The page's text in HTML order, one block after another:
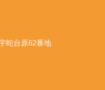
蛇台原62番地